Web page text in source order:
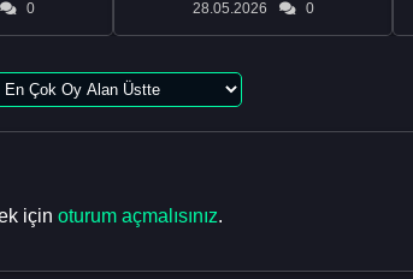
0 28.05.2026 0
için oturum açmalısınız.